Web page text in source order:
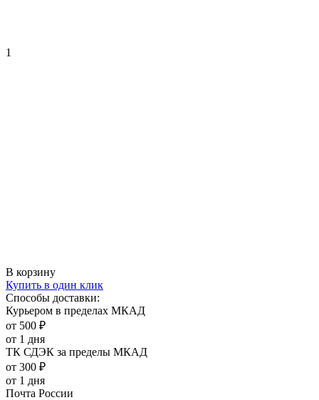
1
В корзину
Купить в один клик
Способы доставки:
Курьером в пределах МКАД
от 500 ₽
от 1 дня
ТК СДЭК за пределы МКАД
от 300 ₽
от 1 дня
Почта России